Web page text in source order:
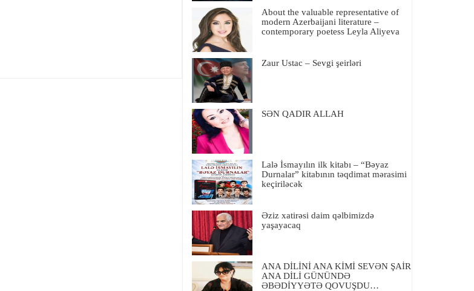
About the valuable representative of
modern Azerbaijani literature –
contemporary poetess Leyla Aliyeva
Zaur Ustac – Sevgi şeirləri
SƏN QADIR ALLAH
Lalə İsmayılın ilk kitabı – “Bəyaz
Durnalar” kitabının təqdimat mərasimi
keçiriləcək
Əziz xatirəsi daim qəlbimizdə
yaşayacaq
ANA DİLİNİ ANA KİMİ SEVƏN ŞAİR
ANA DİLİ GÜNÜNDƏ
ƏBƏDİYYƏTƏ QOVUŞDU…